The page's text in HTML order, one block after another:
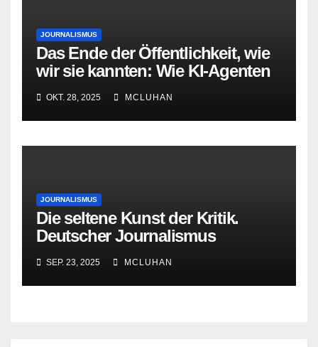
JOURNALISMUS
Das Ende der Öffentlichkeit, wie
wir sie kannten: Wie KI-Agenten
ins Caféhaus drängen
OKT. 28, 2025 MCLUHAN
JOURNALISMUS
Die seltene Kunst der Kritik.
Deutscher Journalismus
Widerspruch
SEP. 23, 2025 MCLUHAN